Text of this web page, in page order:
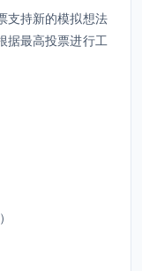
支持新的模拟想法
据最高投票进行工